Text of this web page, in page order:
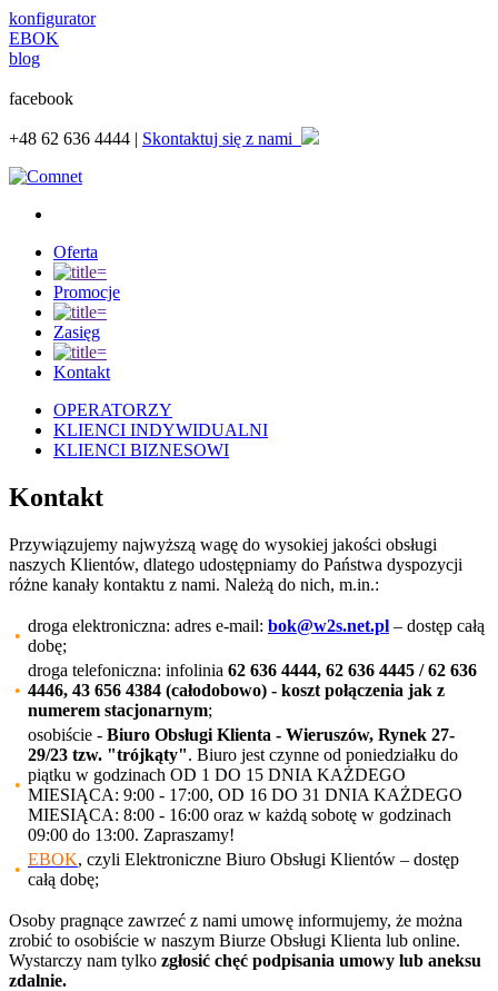
konfigurator
EBOK
blog
facebook
+48 62 636 4444 | Skontaktuj się z nami
Oferta
Promocje
Zasięg
Kontakt
OPERATORZY
KLIENCI INDYWIDUALNI
KLIENCI BIZNESOWI
Kontakt
Przywiązujemy najwyższą wagę do wysokiej jakości obsługi
naszych Klientów, dlatego udostępniamy do Państwa dyspozycji
różne kanały kontaktu z nami. Należą do nich, m.in.:
•
droga elektroniczna: adres e-mail: bok@w2s.net.pl – dostęp całą
dobę;
•
droga telefoniczna: infolinia 62 636 4444, 62 636 4445 / 62 636
4446, 43 656 4384 (całodobowo) - koszt połączenia jak z
numerem stacjonarnym;
•
osobiście - Biuro Obsługi Klienta - Wieruszów, Rynek 27-
29/23 tzw. "trójkąty". Biuro jest czynne od poniedziałku do
piątku w godzinach OD 1 DO 15 DNIA KAŻDEGO
MIESIĄCA: 9:00 - 17:00, OD 16 DO 31 DNIA KAŻDEGO
MIESIĄCA: 8:00 - 16:00 oraz w każdą sobotę w godzinach
09:00 do 13:00. Zapraszamy!
•
EBOK, czyli Elektroniczne Biuro Obsługi Klientów – dostęp
całą dobę;
Osoby pragnące zawrzeć z nami umowę informujemy, że można
zrobić to osobiście w naszym Biurze Obsługi Klienta lub online.
Wystarczy nam tylko zgłosić chęć podpisania umowy lub aneksu
zdalnie.